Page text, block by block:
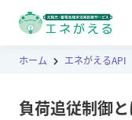
ホーム エネがえるAPI
負荷追従制御と